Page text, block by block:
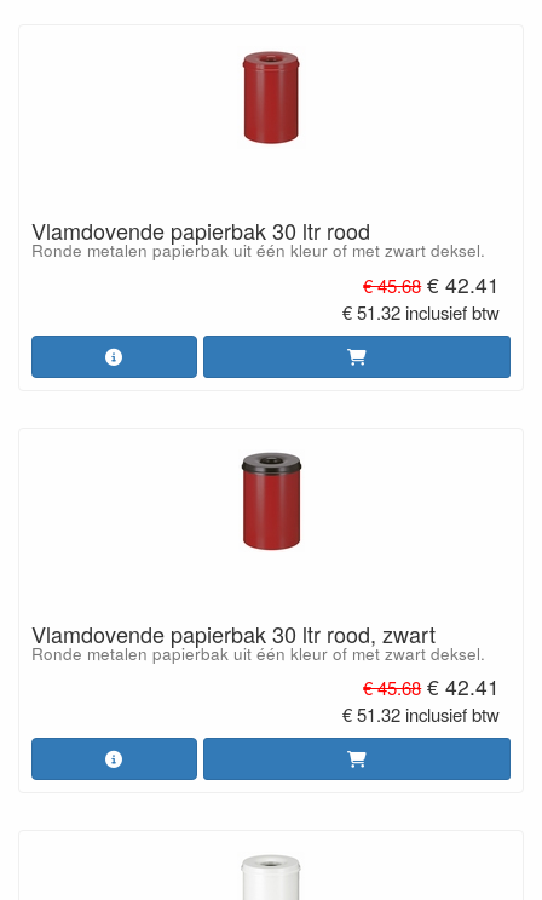
Vlamdovende papierbak 30 ltr rood
Ronde metalen papierbak uit één kleur of met zwart deksel.
€ 45.68 € 42.41
€ 51.32 inclusief btw
Vlamdovende papierbak 30 ltr rood, zwart
Ronde metalen papierbak uit één kleur of met zwart deksel.
€ 45.68 € 42.41
€ 51.32 inclusief btw